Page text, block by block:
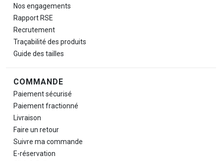
Nos engagements
Rapport RSE
Recrutement
Traçabilité des produits
Guide des tailles
COMMANDE
Paiement sécurisé
Paiement fractionné
Livraison
Faire un retour
Suivre ma commande
E-réservation